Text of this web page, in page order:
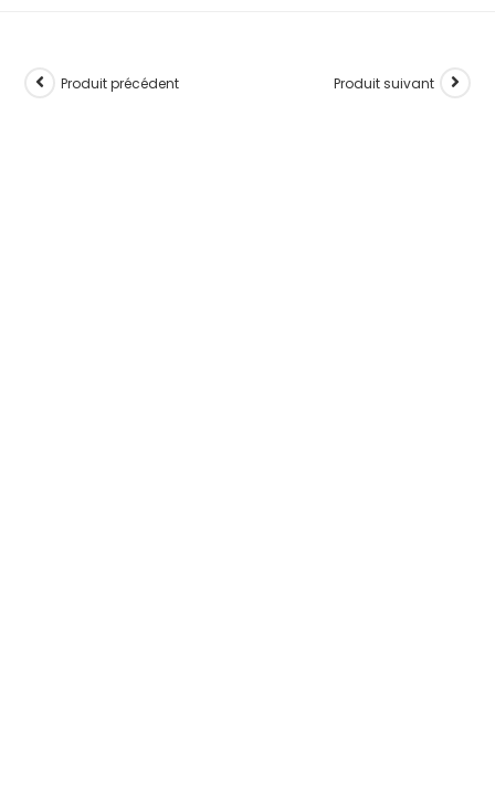
Produit précédent Produit suivant